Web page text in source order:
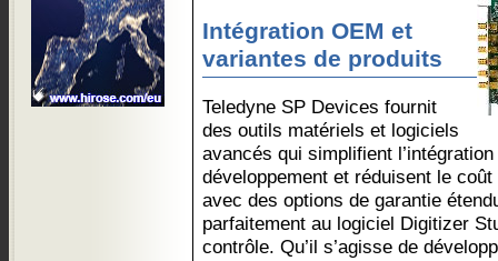
Intégration OEM et
variantes de produits
Teledyne SP Devices fournit
des outils matériels et logiciels
avancés qui simplifient
développement et réduisent le
avec des options de garantie
parfaitement au logiciel Digitizer
contrôle. Qu’il s’agisse de